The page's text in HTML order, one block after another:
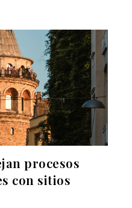
procesos
con sitios